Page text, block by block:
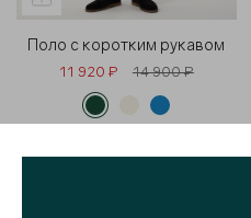
Поло с коротким рукавом
11 920 ₽ 14 900 ₽